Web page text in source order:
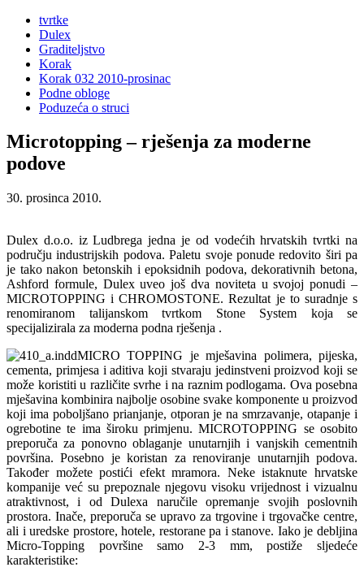
tvrtke
Dulex
Graditeljstvo
Korak
Korak 032 2010-prosinac
Podne obloge
Poduzeća o struci
Microtopping – rješenja za moderne
podove
30. prosinca 2010.
Dulex d.o.o. iz Ludbrega jedna je od vodećih hrvatskih tvrtki na
području industrijskih podova. Paletu svoje ponude redovito širi pa
je tako nakon betonskih i epoksidnih podova, dekorativnih betona,
Ashford formule, Dulex uveo još dva noviteta u svojoj ponudi –
MICROTOPPING i CHROMOSTONE. Rezultat je to suradnje s
renomiranom talijanskom tvrtkom Stone System koja se
specijalizirala za moderna podna rješenja .
MICRO TOPPING je mješavina polimera, pijeska,
cementa, primjesa i aditiva koji stvaraju jedinstveni proizvod koji se
može koristiti u različite svrhe i na raznim podlogama. Ova posebna
mješavina kombinira najbolje osobine svake komponente u proizvod
koji ima poboljšano prianjanje, otporan je na smrzavanje, otapanje i
ogrebotine te ima široku primjenu. MICROTOPPING se osobito
preporuča za ponovno oblaganje unutarnjih i vanjskih cementnih
površina. Posebno je koristan za renoviranje unutarnjih podova.
Također možete postići efekt mramora. Neke istaknute hrvatske
kompanije već su prepoznale njegovu visoku vrijednost i vizualnu
atraktivnost, i od Dulexa naručile opremanje svojih poslovnih
prostora. Inače, preporuča se upravo za trgovine i trgovačke centre,
ali i uredske prostore, hotele, restorane pa i stanove. Iako je debljina
Micro-Topping površine samo 2-3 mm, postiže sljedeće
karakteristike: